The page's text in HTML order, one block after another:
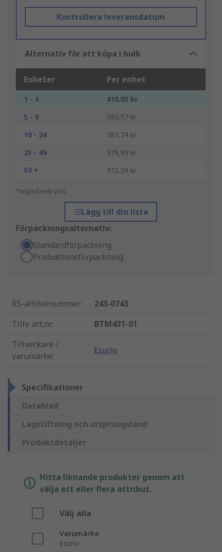
Kontrollera leveransdatum
Alternativ för att köpa i bulk
Enheter Per enhet
1 - 4
410,03 kr
5 - 9
393,57 kr
10 - 24
387,74 kr
25 - 49
379,90 kr
50 +
372,29 kr
*vägledande pris
Lägg till din lista
Förpackningsalternativ:
Standardförpackning
Produktionsförpackning
RS-artikelnummer:
243-0743
Tillv. art.nr:
BTM431-01
Tillverkare /
varumärke:
Ezurio
Specifikationer
Datablad
Lagstiftning och ursprungsland
Produktdetaljer
Hitta liknande produkter genom att
välja ett eller flera attribut.
Välj alla
Varumärke
Ezurio